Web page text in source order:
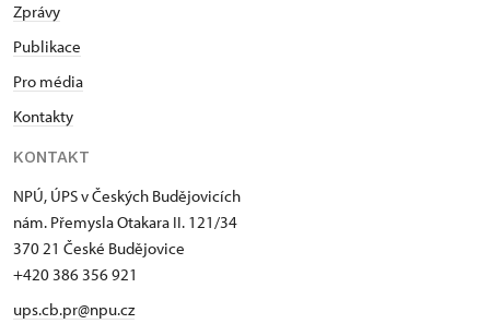
Zprávy
Publikace
Pro média
Kontakty
KONTAKT
NPÚ, ÚPS v Českých Budějovicích
nám. Přemysla Otakara II. 121/34
370 21 České Budějovice
+420 386 356 921
ups.cb.pr@npu.cz